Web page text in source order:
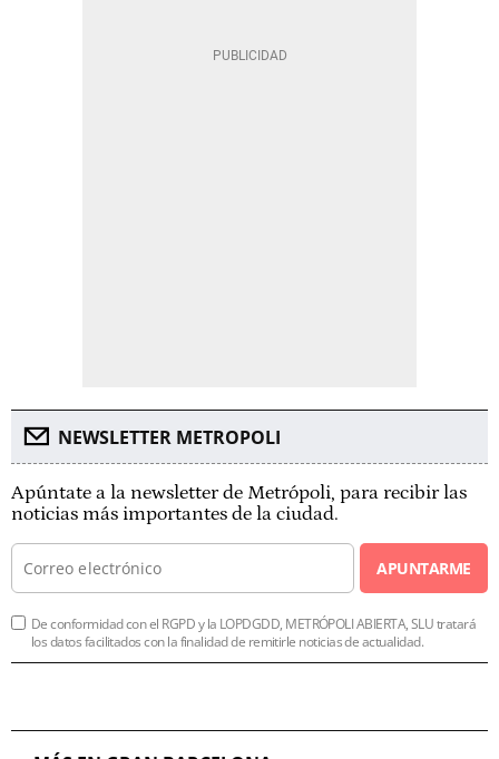
NEWSLETTER METROPOLI
Apúntate a la newsletter de Metrópoli, para recibir las
noticias más importantes de la ciudad.
APUNTARME
De conformidad con el RGPD y la LOPDGDD, METRÓPOLI ABIERTA, SLU tratará
los datos facilitados con la finalidad de remitirle noticias de actualidad.